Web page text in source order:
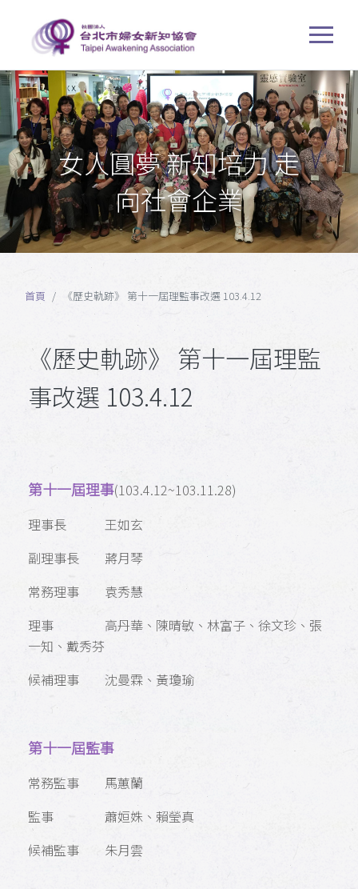
女人圓夢 新知培力 走
向社會企業
首頁 《歷史軌跡》 第十一屆理監事改選 103.4.12
《歷史軌跡》 第十一屆理監
事改選 103.4.12
第十一屆理事(103.4.12~103.11.28)
理事長 王如玄
副理事長 蔣月琴
常務理事 袁秀慧
理事 高丹華、陳晴敏、林富子、徐文珍、張
一知、戴秀芬
候補理事 沈曼霖、黃瓊瑜
第十一屆監事
常務監事 馬蕙蘭
監事 蕭姮姝、賴瑩真
候補監事 朱月雲